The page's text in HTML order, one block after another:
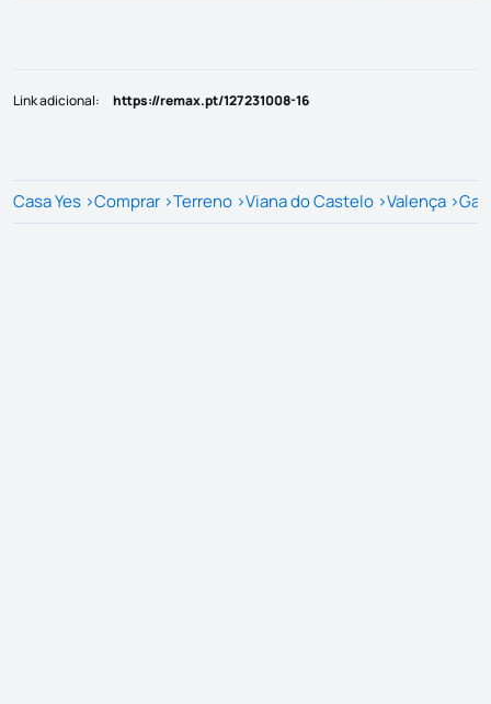
Link adicional: https://remax.pt/127231008-16
Casa Yes >Comprar >Terreno >Viana do Castelo >Valença >